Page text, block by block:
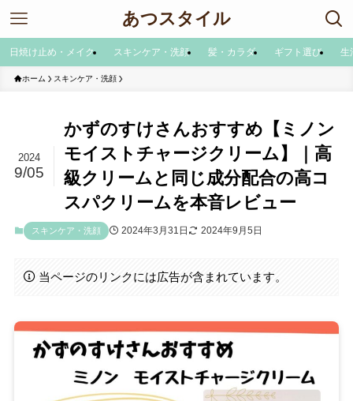
あつスタイル
日焼け止め・メイク スキンケア・洗顔 髪・カラダ ギフト選び 生
ホーム スキンケア・洗顔
かずのすけさんおすすめ【ミノン
モイストチャージクリーム】｜高
級クリームと同じ成分配合の高コ
スパクリームを本音レビュー
2024
9/05
スキンケア・洗顔 2024年3月31日 2024年9月5日
当ページのリンクには広告が含まれています。